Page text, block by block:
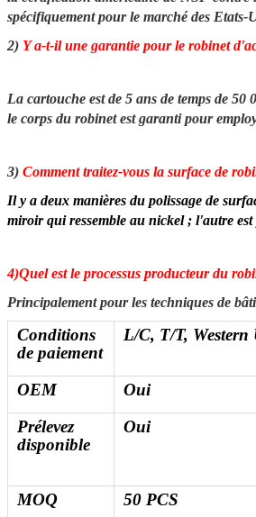
spécifiquement pour le marché des Etats-
2) Y a-t-il une garantie pour le robinet
La cartouche est de 5 ans de temps de
le corps du robinet est garanti pour
3) Comment traitez-vous la surface de
Il y a deux manières du polissage de
miroir qui ressemble au nickel ; l'autre est
4)Quel est le processus producteur du
Principalement pour les techniques de
Conditions
de paiement
L/C, T/T,
OEM
Oui
Prélevez
disponible
Oui
MOQ
50 PCS